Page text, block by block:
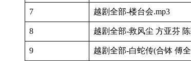
7 越剧全部-楼台会.mp3
8 越剧全部-救风尘 方亚芬
9 越剧全部-白蛇传(合钵 傅